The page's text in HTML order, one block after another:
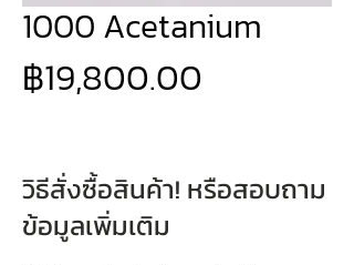
1000 Acetanium
฿19,800.00
วิธีสั่งซื้อสินค้า! หรือสอบถาม
ข้อมูลเพิ่มเติม